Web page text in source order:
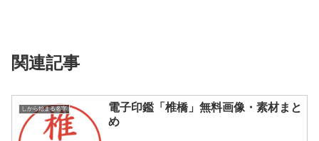
関連記事
しから始まる名字
電子印鑑「椎橋」無料画像・素材まと
め